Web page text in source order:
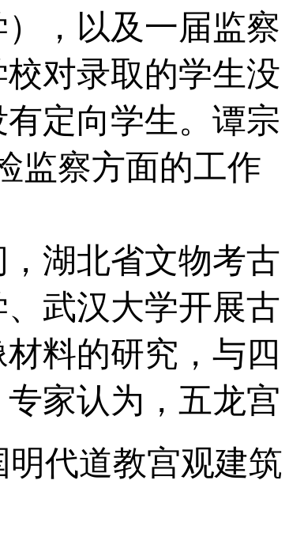
，以及一届监察
对录取的学生没
定向学生。谭宗
监察方面的工作
湖北省文物考古
武汉大学开展古
料的研究，与四
家认为，五龙宫
明代道教宫观建筑